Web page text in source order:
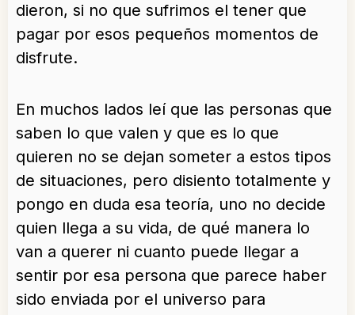
dieron, si no que sufrimos el tener que
pagar por esos pequeños momentos de
disfrute.
En muchos lados leí que las personas que
saben lo que valen y que es lo que
quieren no se dejan someter a estos tipos
de situaciones, pero disiento totalmente y
pongo en duda esa teoría, uno no decide
quien llega a su vida, de qué manera lo
van a querer ni cuanto puede llegar a
sentir por esa persona que parece haber
sido enviada por el universo para